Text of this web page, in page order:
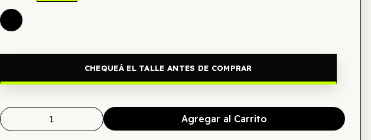
CHEQUEÁ EL TALLE ANTES DE COMPRAR
Agregar al Carrito